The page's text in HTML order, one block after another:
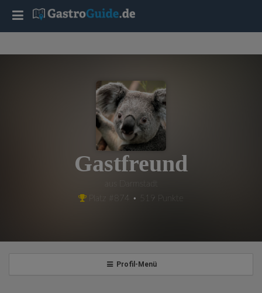
Gastfreund
aus Darmstadt
Platz #874 • 519 Punkte
Profil-Menü
T